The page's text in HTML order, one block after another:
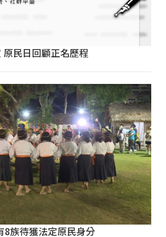
民日回顧正名歷程
8族待獲法定原民身分